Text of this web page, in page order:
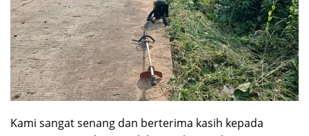
Kami sangat senang dan berterima kasih kepada